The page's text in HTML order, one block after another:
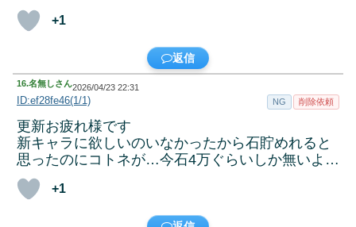
+1
返信
16.名無しさん2026/04/23 22:31
ID:ef28fe46(1/1) NG 削除依頼
更新お疲れ様です
新キャラに欲しいのいなかったから石貯めれると
思ったのにコトネが…今石4万ぐらいしか無いよ…
+1